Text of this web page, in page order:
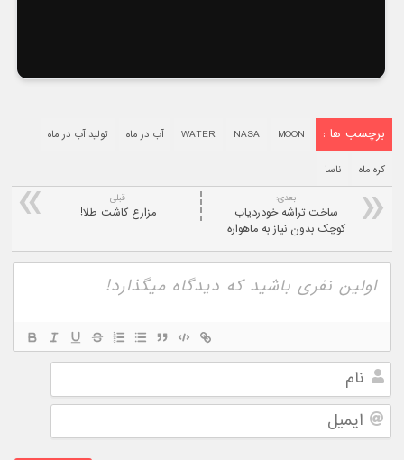
برچسب ها : MOON
NASA
WATER آب در ماه تولید آب در ماه
کره ماه ناسا
قبلی
مزارع کاشت طلا!
بعدی:
ساخت تراشه خودردياب
کوچک بدون نياز به ماهواره
نام
ایمیل